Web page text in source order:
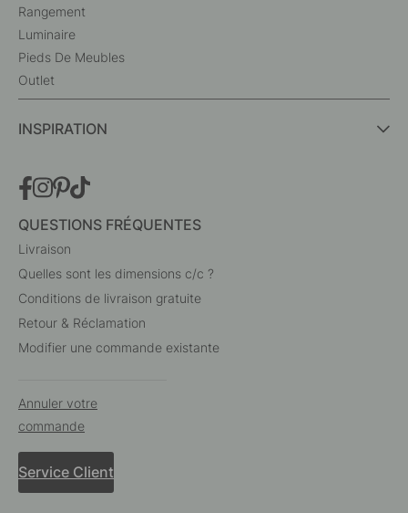
Rangement
Luminaire
Pieds De Meubles
Outlet
INSPIRATION
QUESTIONS FRÉQUENTES
Livraison
Quelles sont les dimensions c/c ?
Conditions de livraison gratuite
Retour & Réclamation
Modifier une commande existante
Annuler votre
commande
Service Client